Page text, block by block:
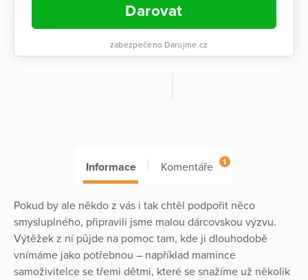
Darovat
zabezpečeno Darujme.cz
Informace Komentáře 1
Pokud by ale někdo z vás i tak chtěl podpořit něco
smysluplného, připravili jsme malou dárcovskou výzvu.
Výtěžek z ní půjde na pomoc tam, kde ji dlouhodobě
vnímáme jako potřebnou – například mamince
samoživitelce se třemi dětmi, které se snažíme už několik